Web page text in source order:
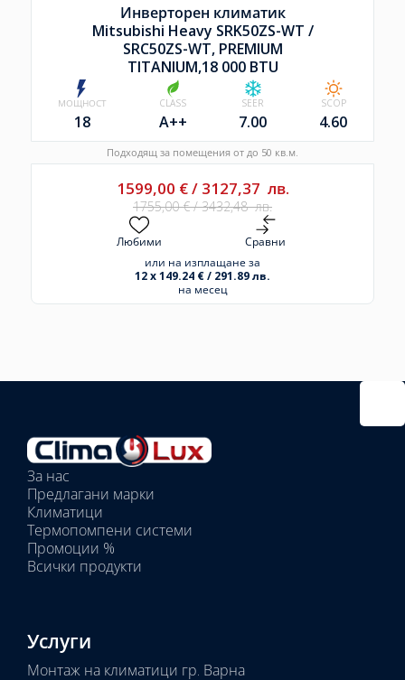
Инверторен климатик
Mitsubishi Heavy SRK50ZS-WT /
SRC50ZS-WT, PREMIUM
TITANIUM,18 000 BTU
МОЩНОСТ
18
CLASS
A++
SEER
7.00
SCOP
4.60
Подходящ за помещения от до 50 кв.м.
1599,00 €/ 3127,37 лв.
1755,00€/3432,48лв.
Любими
Сравни
или на изплащане за
12 x 149.24 € / 291.89 лв.
на месец
Избрани
вътрешни
тела:
Избрано
тяло:
За нас
Предлагани марки
Климатици
Термопомпени системи
Промоции %
Всички продукти
Услуги
Монтаж на климатици гр. Варна